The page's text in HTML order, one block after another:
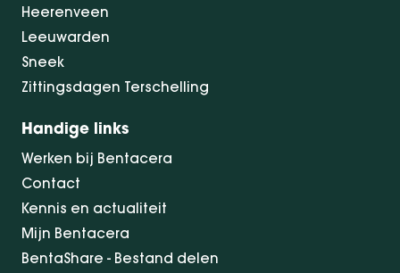
Heerenveen
Leeuwarden
Sneek
Zittingsdagen Terschelling
Handige links
Werken bij Bentacera
Contact
Kennis en actualiteit
Mijn Bentacera
BentaShare - Bestand delen